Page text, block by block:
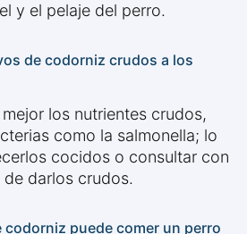
y el pelaje del perro.
de codorniz crudos a los
los nutrientes crudos,
como la salmonella; lo
cocidos o consultar con
darlos crudos.
codorniz puede comer un perro